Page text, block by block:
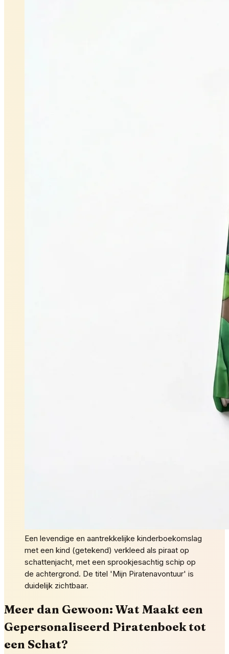
Een levendige en aantrekkelijke kinderboekomslag
met een kind (getekend) verkleed als piraat op
schattenjacht, met een sprookjesachtig schip op
de achtergrond. De titel 'Mijn Piratenavontuur' is
duidelijk zichtbaar.
Meer dan Gewoon: Wat Maakt een
Gepersonaliseerd Piratenboek tot
een Schat?